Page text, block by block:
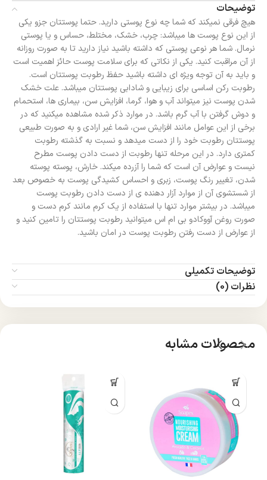
توضیحات
هیچ فرقی نمیکند که شما چه نوع پوستی دارید. حتما پوستتان جزو یکی
از این نوع پوست ها میباشد: چرب، خشک، مختلط، حساس و یا پوستی
نرمال. شما هر نوعی پوستی که داشته باشید نیاز دارید تا به صورت روزانه
از آن مراقبت کنید. یکی از نکاتی که برای سلامت پوست حائز اهمیت است
و باید به آن توجه ویژه ای داشته باشید حفظ رطوبت پوستتان است.
رطوبت رکن اساسی برای زیبایی و شادابی پوستتان میباشد. علت خشک
شدن پوست نیز میتواند آب و هوا، گرما، افزایش سن، بیماری ها، استحمام
و دوش گرفتن با آب گرم باشد. در موارد ذکر شده مشاهده میکنید که در
برخی از این عوامل مانند افزایش سن، شما غیر ارادی و به صورت طبیعی
پوستتان رطوبت خود را از دست میدهد و نسبت به گذشته رطوبت
کمتری دارد. در این مرحله تنها رطوبت از دست دادن پوست مطرح
نیست و عوارض آن است که شما را آزرده میکند. خارش، پوسته پوسته
شدن، تغییر رنگ پوست، زبری و احساس کشیدگی پوست به خصوص بعد
از شستشوی آن از موارد آزار دهنده ی از دست دادن رطوبت پوست
میباشد. در بیشتر موارد تنها با استفاده از یک کرم مانند کرم دست و
صورت روغن آووکادو بی ام اس میتوانید رطوبت پوستتان را تامین کنید و
از عوارض از دست رفتن رطوبت پوست در امان باشید.
توضیحات تکمیلی
نظرات (0)
محصولات مشابه